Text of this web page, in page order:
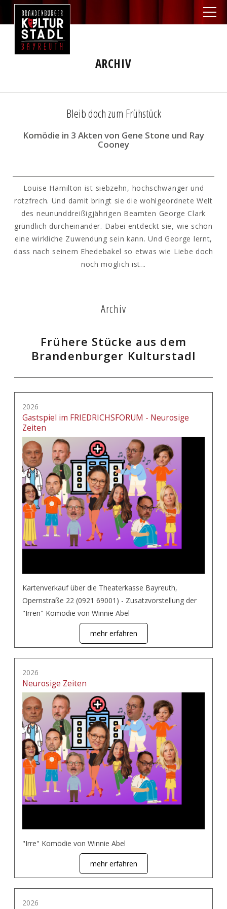
ARCHIV
Bleib doch zum Frühstück
Komödie in 3 Akten von Gene Stone und Ray
Cooney
Louise Hamilton ist siebzehn, hochschwanger und
rotzfrech. Und damit bringt sie die wohlgeordnete Welt
des neununddreißigjährigen Beamten George Clark
gründlich durcheinander. Dabei entdeckt sie, wie schön
eine wirkliche Zuwendung sein kann. Und George lernt,
dass nach seinem Ehedebakel so etwas wie Liebe doch
noch möglich ist...
Archiv
Frühere Stücke aus dem
Brandenburger Kulturstadl
2026
Gastspiel im FRIEDRICHSFORUM - Neurosige
Zeiten
Kartenverkauf über die Theaterkasse Bayreuth,
Opernstraße 22 (0921 69001) - Zusatzvorstellung der
"Irren" Komödie von Winnie Abel
mehr erfahren
2026
Neurosige Zeiten
"Irre" Komödie von Winnie Abel
mehr erfahren
2026